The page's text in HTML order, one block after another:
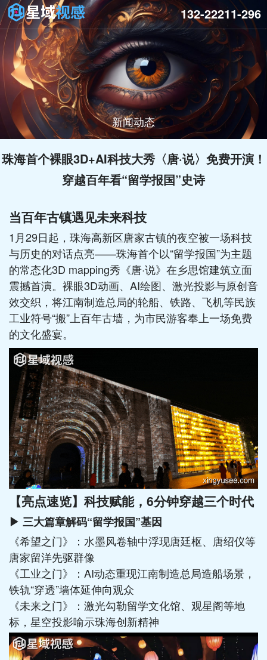
新闻动态
132-22211-296
珠海首个裸眼3D+AI科技大秀〈唐·说〉免费开演！
穿越百年看“留学报国”史诗
当百年古镇遇见未来科技
1月29日起，珠海高新区唐家古镇的夜空被一场科技
与历史的对话点亮——珠海首个以“留学报国”为主题
的常态化3D mapping秀《唐·说》在乡思馆建筑立面
震撼首演。裸眼3D动画、AI绘图、激光投影与原创音
效交织，将江南制造总局的轮船、铁路、飞机等民族
工业符号“搬”上百年古墙，为市民游客奉上一场免费
的文化盛宴。
【亮点速览】科技赋能，6分钟穿越三个时代
▶ 三大篇章解码“留学报国”基因
《希望之门》：水墨风卷轴中浮现唐廷枢、唐绍仪等
唐家留洋先驱群像
《工业之门》：AI动态重现江南制造总局造船场景，
铁轨“穿透”墙体延伸向观众
《未来之门》：激光勾勒留学文化馆、观星阁等地
标，星空投影喻示珠海创新精神